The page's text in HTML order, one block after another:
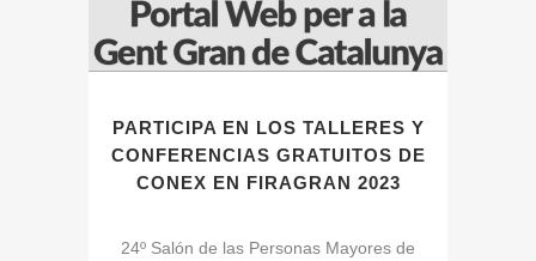
PARTICIPA EN LOS TALLERES Y
CONFERENCIAS GRATUITOS DE
CONEX EN FIRAGRAN 2023
24º Salón de las Personas Mayores de